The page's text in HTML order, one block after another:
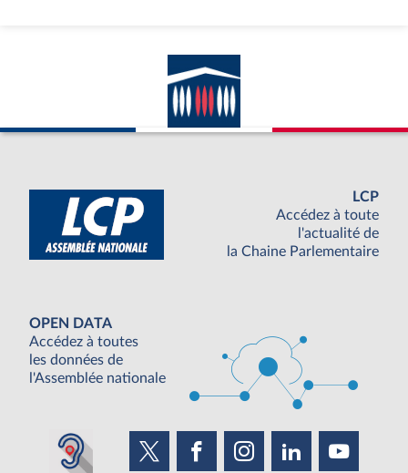
LCP
Accédez à toute
l'actualité de
la Chaine Parlementaire
OPEN DATA
Accédez à toutes
les données de
l'Assemblée nationale